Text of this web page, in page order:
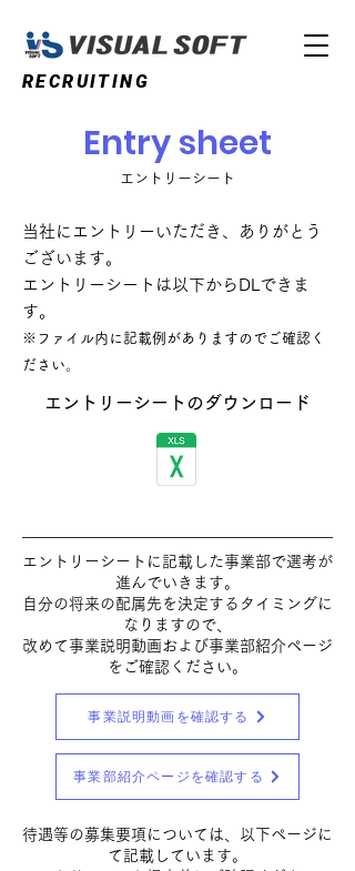
RECRUITING
Entry sheet
エントリーシート
当社にエントリーいただき、ありがとう
ございます。
​エントリーシートは以下からDLできま
す。
※ファイル内に記載例がありますのでご確認く
ださい。
エントリーシートのダウンロード
エントリーシートに記載した事業部で選考が
進んでいきます。
自分の将来の配属先を決定するタイミングに
なりますので、
​改めて事業説明動画および事業部紹介ページ
をご確認ください。
事業説明動画を確認する
事業部紹介ページを確認する
待遇等の募集要項については、以下ページに
て記載しています。